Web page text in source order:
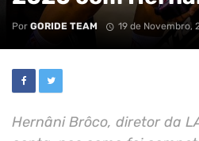
Por GORIDE TEAM 19 de Novembro,
Hernâni Brôco, diretor da